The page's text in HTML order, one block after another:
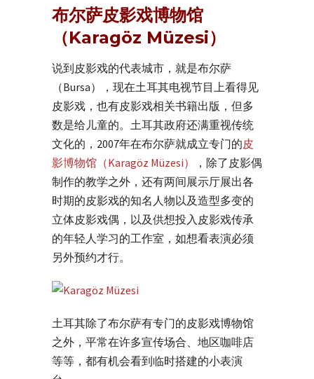
布尔萨皮影戏博物馆
（Karagöz Müzesi）
说到皮影戏的代表城市，就是布尔萨
（Bursa），现在土耳其电视节目上看得见
皮影戏，也有皮影戏相关书籍出版，但多
数是给儿童的。土耳其政府还满重视传统
文化的，2007年在布尔萨就成立专门的皮
影博物馆（Karagöz Müzesi）
，除了皮影偶
制作的教学之外，还有两间展示厅展出各
时期的皮影戏的知名人物以及造型多变的
立体皮影戏偶，以及供想投入皮影戏传承
的年轻人学习的工作室，如想看表演必须
另外预约才行。
土耳其除了布尔萨有专门的皮影戏博物馆
之外，平常在许多宣传场合、地区咖啡店
等等，都有机会看到临时搭建的小表演